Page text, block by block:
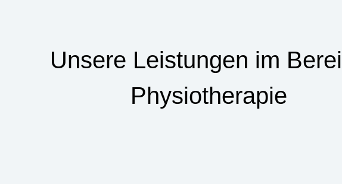
Unsere Leistungen im
Physiotherapie